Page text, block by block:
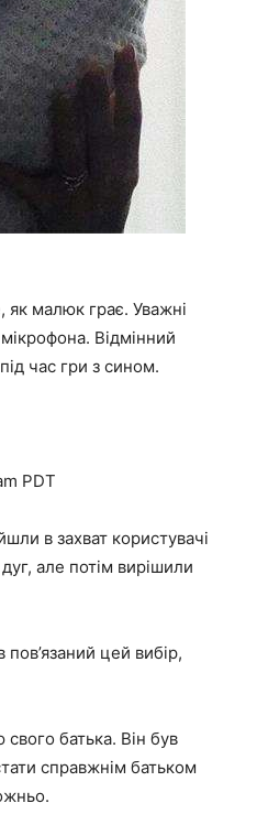
як малюк грає. Уважні
Відмінний
час гри з сином.
PDT
в захват користувачі
але потім вирішили
цей вибір,
батька. Він був
справжнім батьком